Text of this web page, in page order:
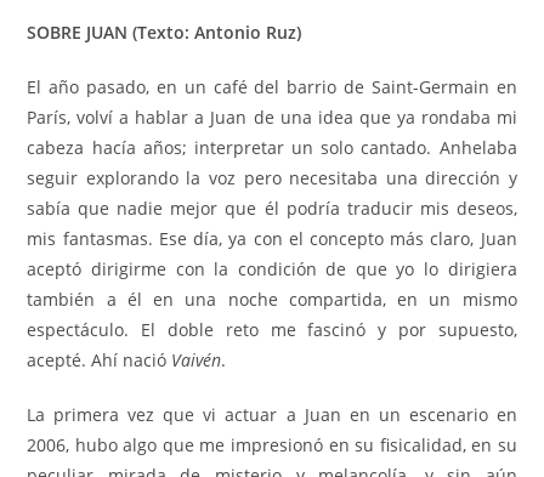
SOBRE JUAN (Texto: Antonio Ruz)
El año pasado, en un café del barrio de Saint-Germain en
París, volví a hablar a Juan de una idea que ya rondaba mi
cabeza hacía años; interpretar un solo cantado. Anhelaba
seguir explorando la voz pero necesitaba una dirección y
sabía que nadie mejor que él podría traducir mis deseos,
mis fantasmas. Ese día, ya con el concepto más claro, Juan
aceptó dirigirme con la condición de que yo lo dirigiera
también a él en una noche compartida, en un mismo
espectáculo. El doble reto me fascinó y por supuesto,
acepté. Ahí nació Vaivén.
La primera vez que vi actuar a Juan en un escenario en
2006, hubo algo que me impresionó en su fisicalidad, en su